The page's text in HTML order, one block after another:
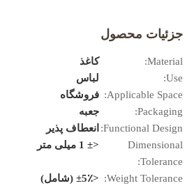
جزئیات محصول
Material:
کاغذ
Use:
لباس
Applicable Space:
فروشگاه
Packaging:
جعبه
Functional Design:
انعطاف پذیر
Dimensional
Tolerance:
<± 1 میلی متر
Weight Tolerance:
<±5٪ (شامل)